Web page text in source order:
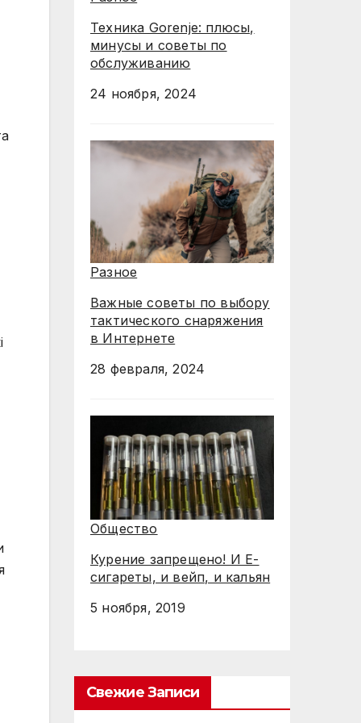
Техника Gorenje: плюсы,
минусы и советы по
обслуживанию
24 ноября, 2024
Разное
Важные советы по выбору
тактического снаряжения
в Интернете
28 февраля, 2024
Общество
Курение запрещено! И Е-
сигареты, и вейп, и кальян
5 ноября, 2019
Свежие Записи